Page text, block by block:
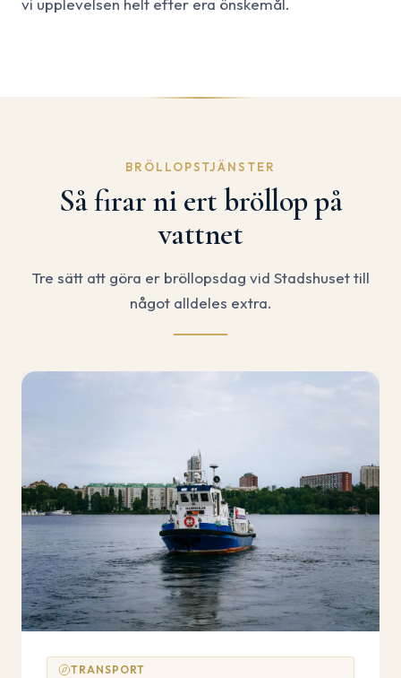
vi upplevelsen helt efter era önskemål.
BRÖLLOPSTJÄNSTER
Så firar ni ert bröllop på
vattnet
Tre sätt att göra er bröllopsdag vid Stadshuset till
något alldeles extra.
TRANSPORT